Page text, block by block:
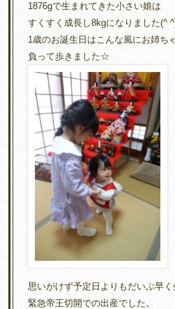
1876gで生まれてきた小さい娘は
すくすく成長し8kgになりました(^
1歳のお誕生日はこんな風にお姉ち
負って歩きました☆
思いがけず予定日よりもだいぶ早く
緊急帝王切開での出産でした。